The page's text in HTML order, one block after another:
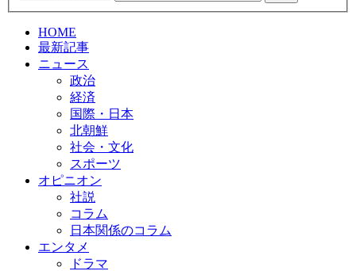
HOME
最新記事
ニュース
政治
経済
国際・日本
北朝鮮
社会・文化
スポーツ
オピニオン
社説
コラム
日本関係のコラム
エンタメ
ドラマ